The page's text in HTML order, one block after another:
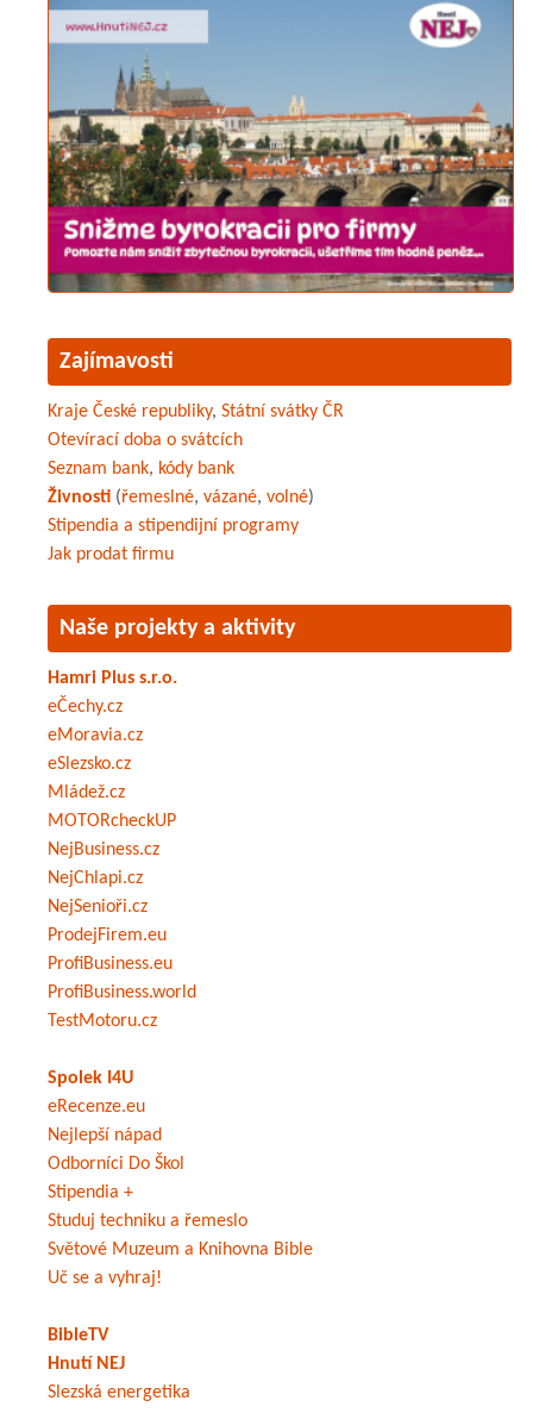
Zajímavosti
Kraje České republiky, Státní svátky ČR
Otevírací doba o svátcích
Seznam bank, kódy bank
Živnosti (řemeslné, vázané, volné)
Stipendia a stipendijní programy
Jak prodat firmu
Naše projekty a aktivity
Hamri Plus s.r.o.
eČechy.cz
eMoravia.cz
eSlezsko.cz
Mládež.cz
MOTORcheckUP
NejBusiness.cz
NejChlapi.cz
NejSenioři.cz
ProdejFirem.eu
ProfiBusiness.eu
ProfiBusiness.world
TestMotoru.cz
Spolek I4U
eRecenze.eu
Nejlepší nápad
Odborníci Do Škol
Stipendia +
Studuj techniku a řemeslo
Světové Muzeum a Knihovna Bible
Uč se a vyhraj!
BibleTV
Hnutí NEJ
Slezská energetika